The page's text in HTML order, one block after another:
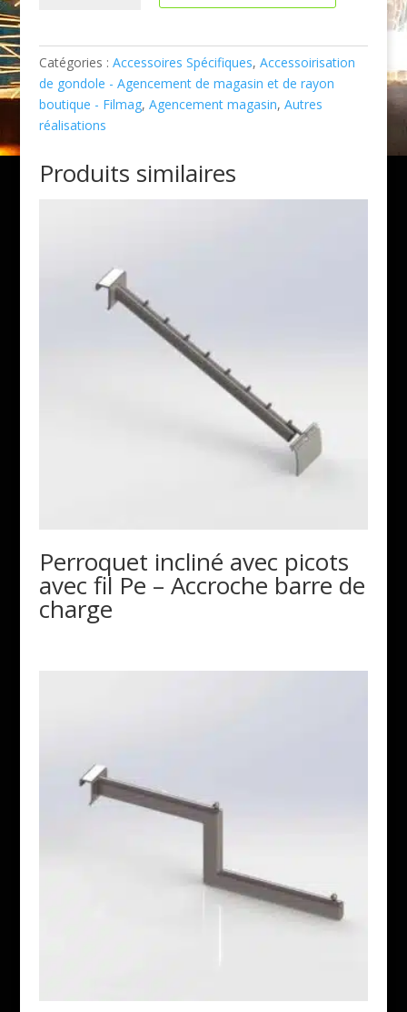
Catégories : Accessoires Spécifiques, Accessoirisation
de gondole - Agencement de magasin et de rayon
boutique - Filmag, Agencement magasin, Autres
réalisations
Produits similaires
Perroquet incliné avec picots
avec fil Pe – Accroche barre de
charge